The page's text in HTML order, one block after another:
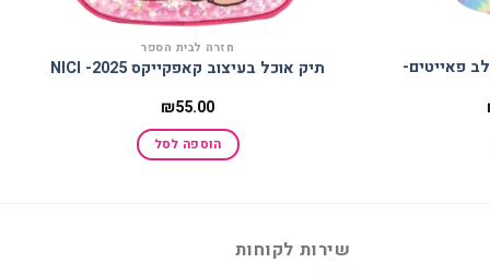
פאייטים-
המחיר
חזרה לבית הספר
תיק אוכל בעיצוב קאפקייקס 2025- NICI
₪55.00
הוספה לסל
שירות לקוחות